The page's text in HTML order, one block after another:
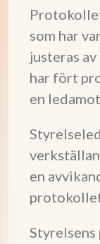
som har
justeras
har fört
en
en